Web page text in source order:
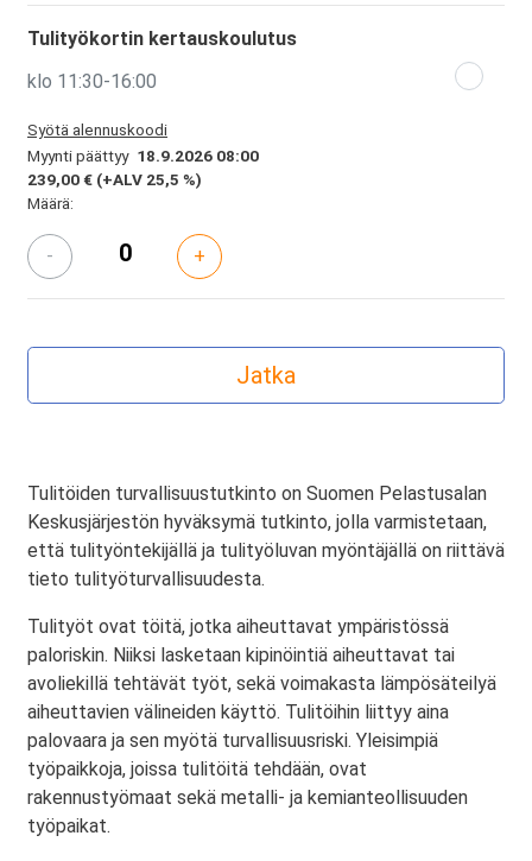
Tulityökortin kertauskoulutus
klo 11:30-16:00
Syötä alennuskoodi
Myynti päättyy 18.9.2026 08:00
239,00 € (+ALV 25,5 %)
Määrä:
- +
Tulitöiden turvallisuustutkinto on Suomen Pelastusalan
Keskusjärjestön hyväksymä tutkinto, jolla varmistetaan,
että tulityöntekijällä ja tulityöluvan myöntäjällä on riittävä
tieto tulityöturvallisuudesta.
Tulityöt ovat töitä, jotka aiheuttavat ympäristössä
paloriskin. Niiksi lasketaan kipinöintiä aiheuttavat tai
avoliekillä tehtävät työt, sekä voimakasta lämpösäteilyä
aiheuttavien välineiden käyttö. Tulitöihin liittyy aina
palovaara ja sen myötä turvallisuusriski. Yleisimpiä
työpaikkoja, joissa tulitöitä tehdään, ovat
rakennustyömaat sekä metalli- ja kemianteollisuuden
työpaikat.